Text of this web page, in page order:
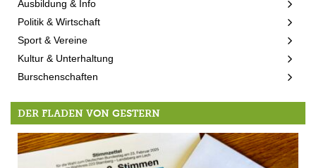
Ausbildung & Info
Politik & Wirtschaft
Sport & Vereine
Kultur & Unterhaltung
Burschenschaften
DER FLADEN VON GESTERN